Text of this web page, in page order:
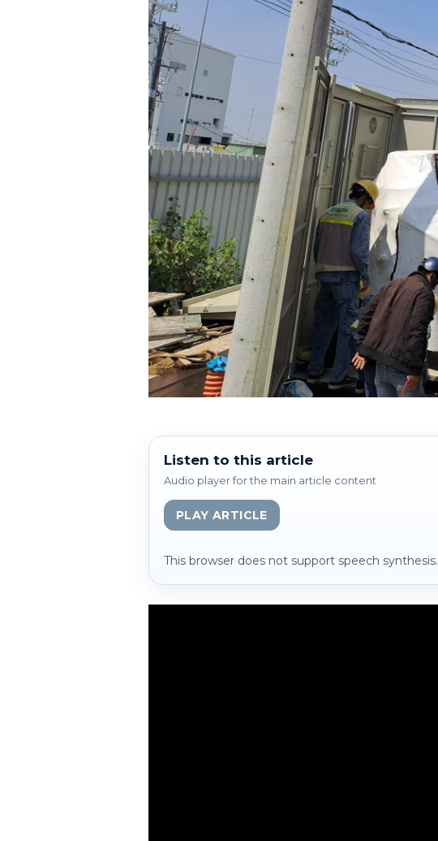
Listen to this article
Audio player for the main article content
PLAY ARTICLE
This browser does not support speech synthesis.